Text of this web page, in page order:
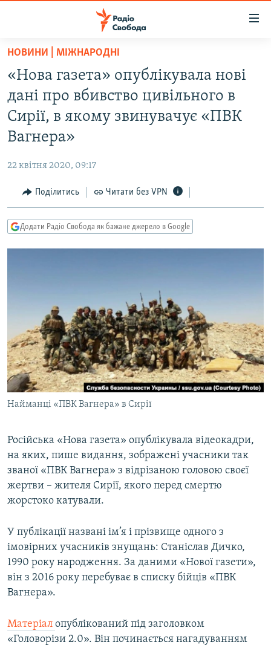
Перейти
основного
матеріалу
Перейти
до
основної
Перейти
пошуку
СТАТТІ
КУЛЬТУРА
СПОРТ
ВІЙНА
ДОНБАС.РЕАЛІЇ
КРИМ.РЕАЛІЇ
ТИ ЯК?
СПЕЦПРОЄКТИ
ПОДКАСТИ
КРИМ РЕАЛІЇ
РУС
КТАТ
ДОЛУЧАЙСЯ!
Усі сайти RFE/RL
НОВИНИ | МІЖНАРОДНІ
«Нова газета» опублікувала нові
дані про вбивство цивільного в
Сирії, в якому звинувачує «ПВК
Вагнера»
22 квітня 2020, 09:17
Поділитись Читати без VPN
Додати Радіо Свобода як бажане джерело в Google
Найманці «ПВК Вагнера» в Сирії
Російська «Нова газета» опублікувала відеокадри,
на яких, пише видання, зображені учасники так
званої «ПВК Вагнера» з відрізаною головою своєї
жертви – жителя Сирії, якого перед смертю
жорстоко катували.
У публікації названі ім’я і прізвище одного з
імовірних учасників знущань: Станіслав Дичко,
1990 року народження. За даними «Нової газети»,
він з 2016 року перебуває в списку бійців «ПВК
Вагнера».
Матеріал опублікований під заголовком
«Головорізи 2.0». Він починається нагадуванням